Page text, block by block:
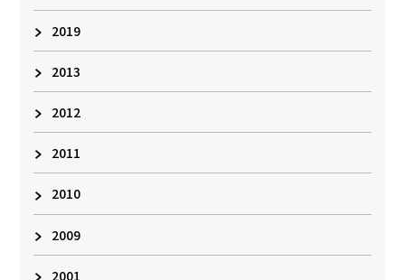
2019
2013
2012
2011
2010
2009
2001